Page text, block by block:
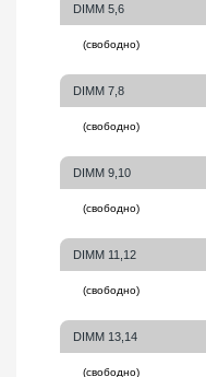
DIMM 5,6
DIMM 7,8
DIMM 9,10
DIMM 11,12
DIMM 13,14